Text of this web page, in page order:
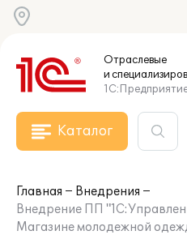
Отраслевые
и
Каталог
Главная
Внедрения
Внедрение ПП
Магазине молодежной